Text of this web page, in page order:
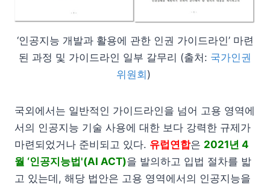
‘인공지능 개발과 활용에 관한 인권 가이드라인’ 마련
된 과정 및 가이드라인 일부 갈무리 (출처: 국가인권
위원회)
국외에서는 일반적인 가이드라인을 넘어 고용 영역에
서의 인공지능 기술 사용에 대한 보다 강력한 규제가
마련되었거나 준비되고 있다. 유럽연합은 2021년 4
월 ‘인공지능법'(AI ACT)을 발의하고 입법 절차를 밟
고 있는데, 해당 법안은 고용 영역에서의 인공지능을